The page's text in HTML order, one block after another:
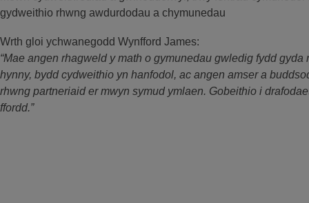
gydweithio rhwng awdurdodau a chymunedau
Wrth gloi ychwanegodd Wynfford James:
“Mae angen rhagweld y math o gymunedau gwledig fydd
hynny, bydd cydweithio yn hanfodol, ac angen amser a
rhwng partneriaid er mwyn symud ymlaen. Gobeithio i
ffordd.”